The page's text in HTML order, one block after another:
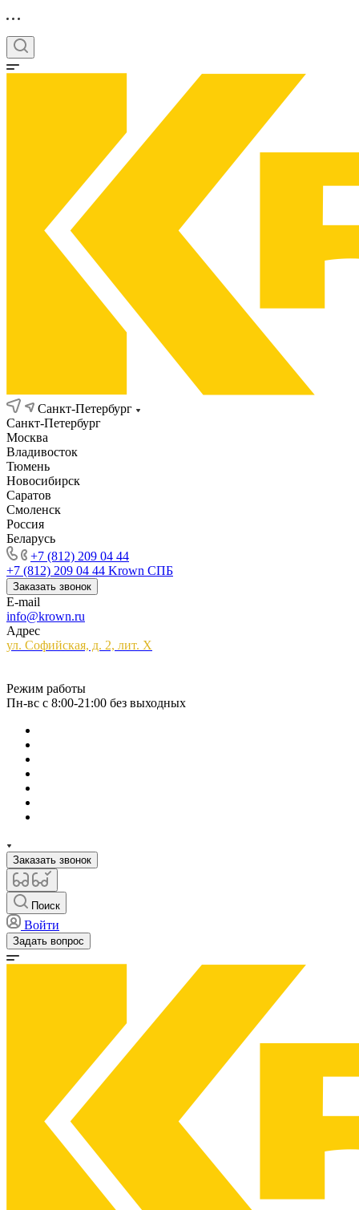
Санкт-Петербург
Санкт-Петербург
Москва
Владивосток
Тюмень
Новосибирск
Саратов
Смоленск
Россия
Беларусь
+7 (812) 209 04 44
+7 (812) 209 04 44 Krown СПБ
Заказать звонок
E-mail
info@krown.ru
Адрес
ул. Софийская, д. 2, лит. Х
Режим работы
Пн-вс с 8:00-21:00 без выходных
Заказать звонок
Поиск
Войти
Задать вопрос